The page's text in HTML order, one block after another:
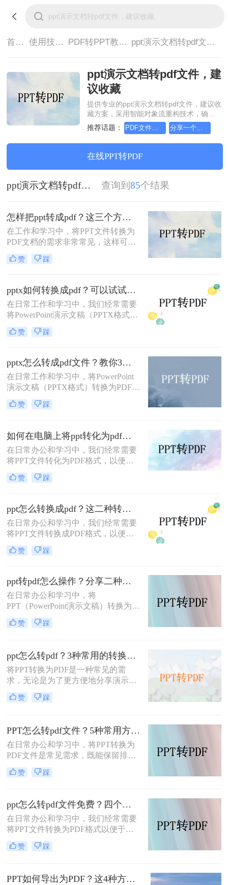
首页> 使用技巧> PDF转PPT教程> ppt演示文档转pdf文件，建议收藏
ppt演示文档转pdf文件，建
议收藏
提供专业的ppt演示文档转pdf文件，建议收
藏方案，采用智能对象流重构技术，确保
文档1:1高保真还原且排版不乱码。支持一
键批量处理，全链路 SSL 加密保障隐私安
全。助您快速实现ppt演示文档转pdf文件，
建议收藏，无需安装，高效办公。
推荐话题： PDF文件转成PPT文件，超高效图文教程推荐
在线PPT转PDF
ppt演示文档转pdf文件，建议收藏 查询到 85个结果
怎样把ppt转成pdf？这三个方法让你办公更高效！
在工作和学习中，将PPT文件转换为
PDF文档的需求非常常见，这样可以
确保演示文稿在不同设备上的显示效
果一致，并且便于分享和打印。那么
种常见的PPT转PDF方法，帮助您根
据实际需求选择最合适的方式。
赞 踩
pptx如何转换成pdf？可以试试这三个转换方法！
在日常工作和学习中，我们经常需要
将PowerPoint演示文稿（PPTX格式）
转换为PDF格式，以便更广泛地分
享、打印或保证在不同设备上的一致
Format）因其跨平台兼容性和保持文
档格式不变的特性而备受欢迎。那么
pptx如何转换成pdf呢？本文将详细介
绍几种将PPTX转换为PDF的高效方
法，帮助您轻松完成转换任务。
赞 踩
pptx怎么转成pdf文件？教你3种方法快速转换！
在日常工作和学习中，将PowerPoint
演示文稿（PPTX格式）转换为PDF文
件是一项常见的需求。PDF格式因其
跨平台兼容性、保持文档格式不变以
迎。那么pptx怎么转成pdf文件呢？本
文将详细介绍几种将PPTX转换成PDF
文件的方法，帮助您轻松完成转换任
务。
赞 踩
如何在电脑上将ppt转化为pdf？分享三个实用且易学的转换方法！
在日常办公和学习中，我们经常需要
将PPT文件转化为PDF格式，以便更
好地进行分享、打印或存档。那么如
何在电脑上将PPT转化为PDF呢？本
PDF的方法。
赞 踩
ppt怎么转换成pdf？这二种转换方法非常实用！
在日常办公和学习中，我们经常需要
将PPT文件转换成PDF格式，以便更
好地进行分享、打印或存档。那么
PPT怎么转换成PDF呢？本文将介绍
赞 踩
ppt转pdf怎么操作？分享二种快速转方法！
在日常办公和学习中，将
PPT（PowerPoint演示文稿）转换为
PDF格式是一种常见的需求。这样做
不仅能够确保文件在不同设备上的显
PowerPoint软件的用户查看。那么ppt
转pdf怎么操作呢？本文将详细介绍两
种PPT转PDF的方法，帮助您轻松实
现这一目标。
赞 踩
ppt怎么转pdf？3种常用的转换方法详解！
将PPT转换为PDF是一种常见的需
求，无论是为了更方便地分享演示文
稿，还是为了确保文档在不同设备上
的兼容性。那么ppt怎么转pdf呢？本
赞 踩
PPT怎么转pdf文件？5种常用方法详解！
在日常办公和学习中，将PPT转换为
PDF文件是常见需求，既能保留排版
格式，又方便跨平台分享。那么PPT
怎么转pdf文件呢？本文将介绍5种常
议。
赞 踩
ppt怎么转pdf文件免费？四个方法帮你快速搞定
在日常办公和学习中，我们经常需要
将PPT文件转换为PDF格式以便于分
享、保存和打印。那么ppt怎么转pdf
文件免费呢？以下将详细介绍四种免
赞 踩
PPT如何导出为PDF？这4种方法简单易学！值得收藏！